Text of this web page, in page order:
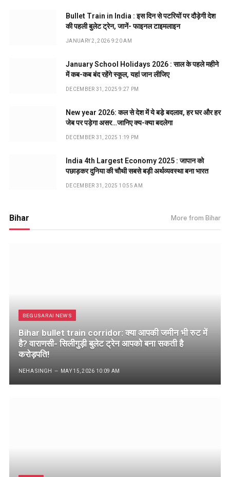
Bullet Train in India : इस दिन से पटरियों पर दौड़ेगी देश
की पहली बुलेट ट्रेन, जानें- फाइनल टाइमलाइन
JANUARY 2, 2026 9:20 AM
January School Holidays 2026 : साल के पहले महीने
में कब-कब बंद रहेंगे स्कूल, यहां जान लीजिए
DECEMBER 31, 2025 9:27 PM
New year 2026: कल से देश में ये बडे़ बदलाव, हर घर और हर
जेब पर पड़ेगा असर…जानिए क्य-क्या बदलेगा
DECEMBER 31, 2025 1:19 PM
India 4th Largest Economy 2025 : जापान को
पछाड़कर दुनिया की चौथी सबसे बड़ी अर्थव्यवस्था बना भारत
DECEMBER 31, 2025 10:55 AM
Bihar More from Bihar
BEGUSARAI NEWS
Bihar bullet train corridor: क्या आपकी जमीन भी रुट में
है? वाराणसी- सिलीगुड़ी बुलेट ट्रेन आपको बना सकती है
करोड़पति!
NEHA SINGH MAY 15, 2026 10:09 AM